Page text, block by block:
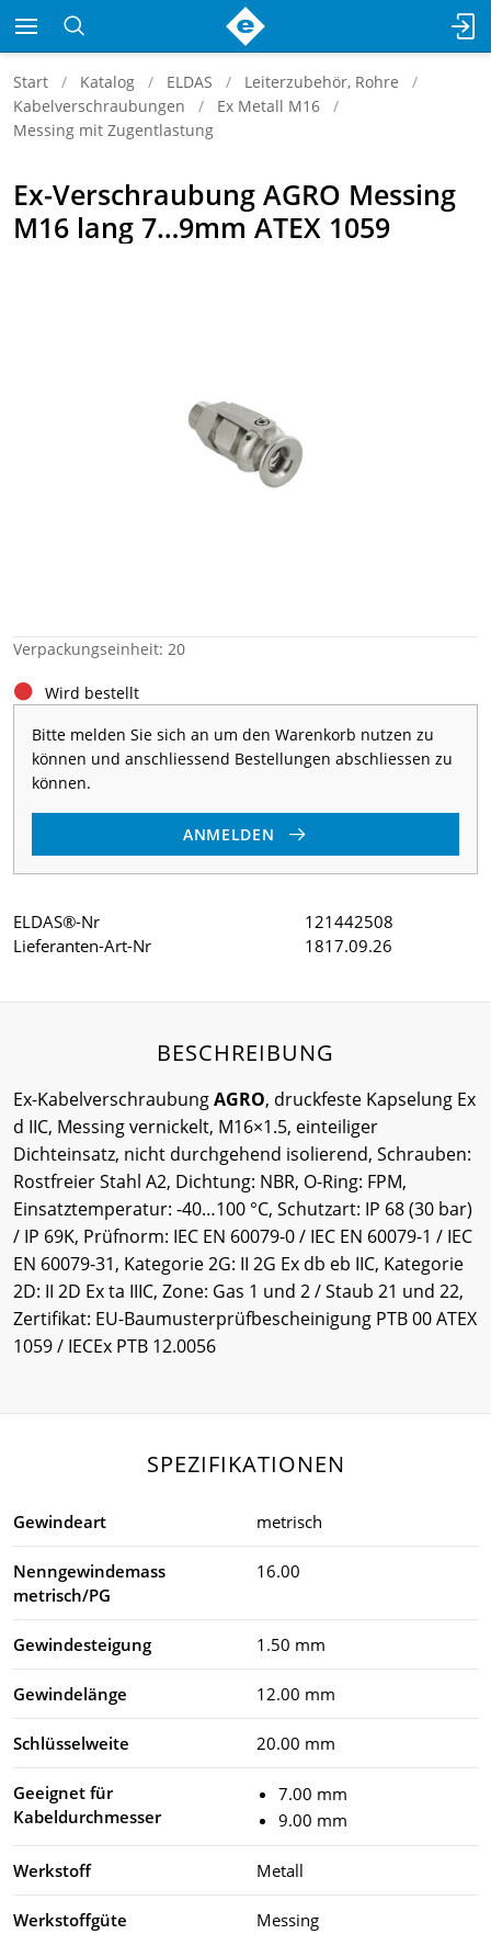
Start Katalog ELDAS
Leiterzubehör, Rohre
Kabelverschraubungen
Ex Metall M16
Messing mit Zugentlastung
Ex-Verschraubung AGRO Messing
M16 lang 7…9mm ATEX 1059
Verpackungseinheit: 20
Wird bestellt
Bitte melden Sie sich an um den Warenkorb nutzen zu
können und anschliessend Bestellungen abschliessen zu
können.
ANMELDEN
ELDAS®-Nr
121442508
Lieferanten-Art-Nr
1817.09.26
BESCHREIBUNG
Ex-KabelverschraubungAGRO, druckfeste Kapselung Ex
d IIC, Messing vernickelt, M16×1.5, einteiliger
Dichteinsatz, nicht durchgehend isolierend, Schrauben:
Rostfreier Stahl A2, Dichtung: NBR, O-Ring: FPM,
Einsatztemperatur: -40…100 °C, Schutzart: IP 68 (30 bar)
/ IP 69K, Prüfnorm: IEC EN 60079-0 / IEC EN 60079-1 / IEC
EN 60079-31, Kategorie 2G: II 2G Ex db eb IIC, Kategorie
2D: II 2D Ex ta IIIC, Zone: Gas 1 und 2 / Staub 21 und 22,
Zertifikat: EU-Baumusterprüfbescheinigung PTB 00 ATEX
1059 / IECEx PTB 12.0056
SPEZIFIKATIONEN
Gewindeart metrisch
Nenngewindemass
metrisch/PG
16.00
Gewindesteigung 1.50 mm
Gewindelänge 12.00 mm
Schlüsselweite 20.00 mm
Geeignet für
Kabeldurchmesser
7.00 mm
9.00 mm
Werkstoff Metall
Werkstoffgüte Messing